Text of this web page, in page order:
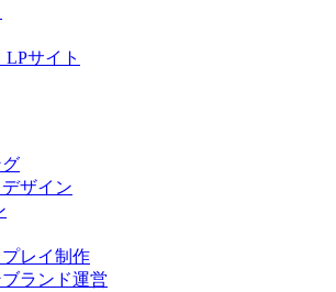
サイト
ザイン
レイ制作
ランド運営